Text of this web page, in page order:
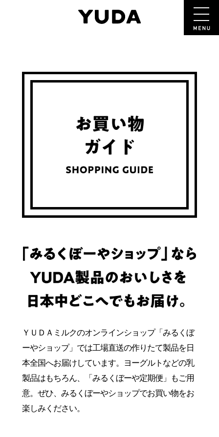
ＹＵＤＡミルクのオンラインショップ「みるくぼ
ーやショップ」では工場直送の作りたて製品を日
本全国へお届けしています。
ヨーグルトなどの乳
製品はもちろん、「みるくぼーや定期便」もご用
意。 ぜひ、みるくぼーやショップでお買い物をお
楽しみください。